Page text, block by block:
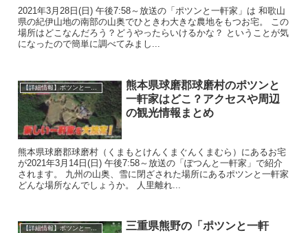
2021年3月28日(日) 午後7:58～放送の「ポツンと一軒家」は 和歌山
県の紀伊山地の南部の山奥でひときわ大きな農地をもつお宅。 この
場所はどこなんだろう？どうやったらいけるかな？ ということが気
になったので簡単に調べてみまし...
【詳細情報】ポツンと一軒家の場所はどこ？
熊本県球磨郡球磨村のポツンと
一軒家はどこ？アクセスや周辺
の観光情報まとめ
熊本県球磨郡球磨村（くまもとけんくまぐんくまむら）にあるお宅
が2021年3月14日(日) 午後7:58～放送の「ぽつんと一軒家」で紹介
されます。 九州の山奥、雪に閉ざされた場所にあるポツンと一軒家
どんな場所なんでしょうか。 人里離れ...
【詳細情報】ポツンと一軒家の場所はどこ？
三重県熊野の「ポツンと一軒